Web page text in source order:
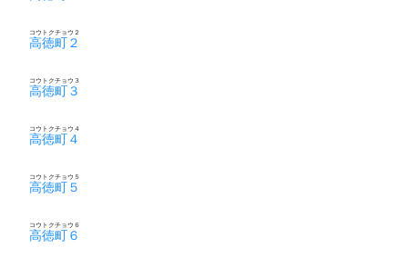
高徳町２
コウトクチョウ２
高徳町３
コウトクチョウ３
高徳町４
コウトクチョウ４
高徳町５
コウトクチョウ５
高徳町６
コウトクチョウ６